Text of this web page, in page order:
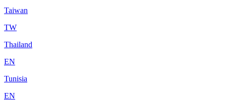
Taiwan
TW
Thailand
EN
Tunisia
EN